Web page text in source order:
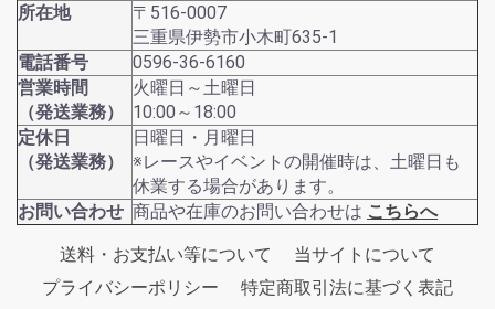
所在地
〒516-0007
三重県伊勢市小木町635-1
電話番号
0596-36-6160
営業時間
（発送業務）
火曜日～土曜日
10:00～18:00
定休日
（発送業務）
日曜日・月曜日
※レースやイベントの開催時は、土曜日も
休業する場合があります。
お問い合わせ 商品や在庫のお問い合わせは こちらへ
送料・お支払い等について
当サイトについて
プライバシーポリシー
特定商取引法に基づく表記